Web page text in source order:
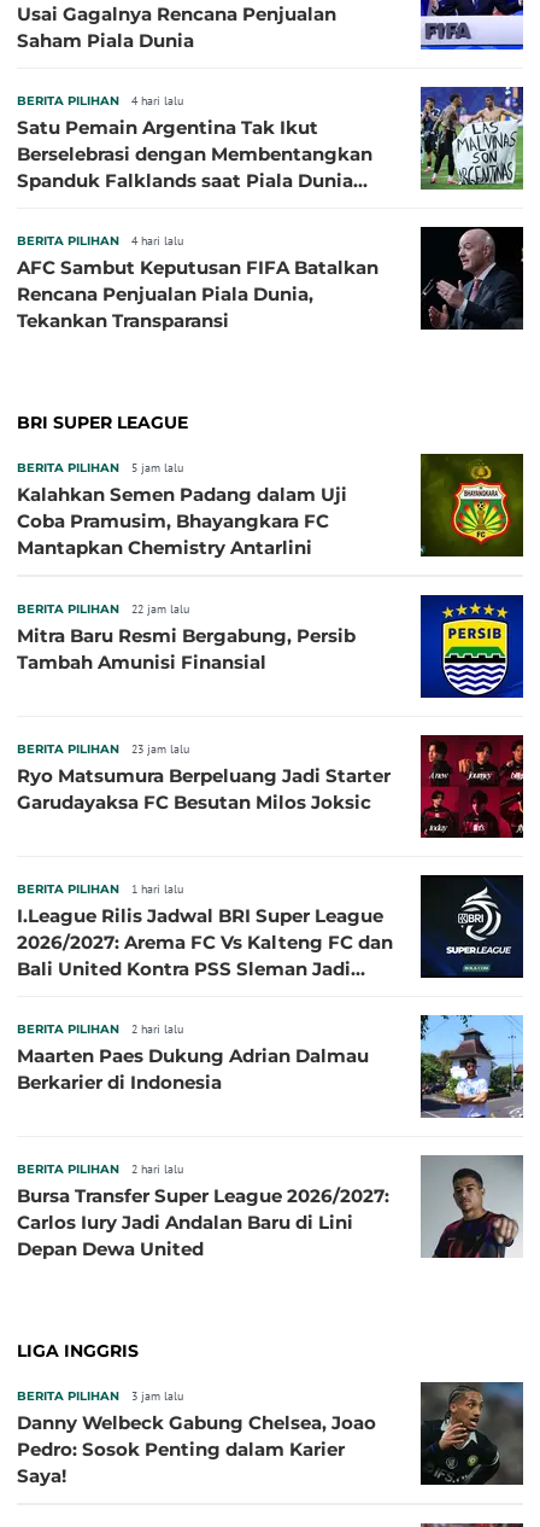
Usai Gagalnya Rencana Penjualan
Saham Piala Dunia
BERITA PILIHAN 4 hari lalu
Satu Pemain Argentina Tak Ikut
Berselebrasi dengan Membentangkan
Spanduk Falklands saat Piala Dunia
BERITA PILIHAN 4 hari lalu
AFC Sambut Keputusan FIFA Batalkan
Rencana Penjualan Piala Dunia,
Tekankan Transparansi
BRI SUPER LEAGUE
BERITA PILIHAN 5 jam lalu
Kalahkan Semen Padang dalam Uji
Coba Pramusim, Bhayangkara FC
Mantapkan Chemistry Antarlini
BERITA PILIHAN 22 jam lalu
Mitra Baru Resmi Bergabung, Persib
Tambah Amunisi Finansial
BERITA PILIHAN 23 jam lalu
Ryo Matsumura Berpeluang Jadi Starter
Garudayaksa FC Besutan Milos Joksic
BERITA PILIHAN 1 hari lalu
I.League Rilis Jadwal BRI Super League
2026/2027: Arema FC Vs Kalteng FC dan
Bali United Kontra PSS Sleman Jadi
BERITA PILIHAN 2 hari lalu
Maarten Paes Dukung Adrian Dalmau
Berkarier di Indonesia
BERITA PILIHAN 2 hari lalu
Bursa Transfer Super League 2026/2027:
Carlos Iury Jadi Andalan Baru di Lini
Depan Dewa United
LIGA INGGRIS
BERITA PILIHAN 3 jam lalu
Danny Welbeck Gabung Chelsea, Joao
Pedro: Sosok Penting dalam Karier
Saya!